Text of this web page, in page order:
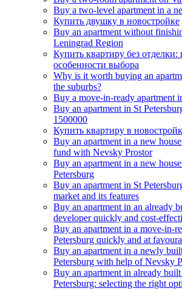
Buy a two-level apartment in a
Купить двушку в новостройке
Buy an apartment without
Leningrad Region
Купить квартиру без
особенности выбора
Why is it worth buying an
the suburbs?
Buy a move-in-ready apartment
Buy an apartment in St
1500000
Купить квартиру в
Buy an apartment in a new
fund with Nevsky Prostor
Buy an apartment in a new
Petersburg
Buy an apartment in St
market and its features
Buy an apartment in an already
developer quickly and cost-
Buy an apartment in a move-in-
Petersburg quickly and at
Buy an apartment in a newly
Petersburg with help of Nevsky
Buy an apartment in already
Petersburg: selecting the right